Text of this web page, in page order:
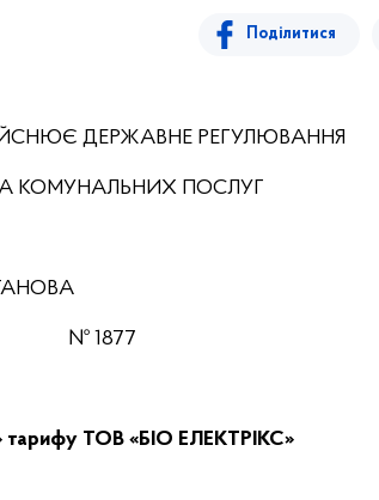
Поділитися
ДЕРЖАВНЕ РЕГУЛЮВАННЯ
КОМУНАЛЬНИХ ПОСЛУГ
№ 1877
тарифу ТОВ «БІО ЕЛЕКТРІКС»